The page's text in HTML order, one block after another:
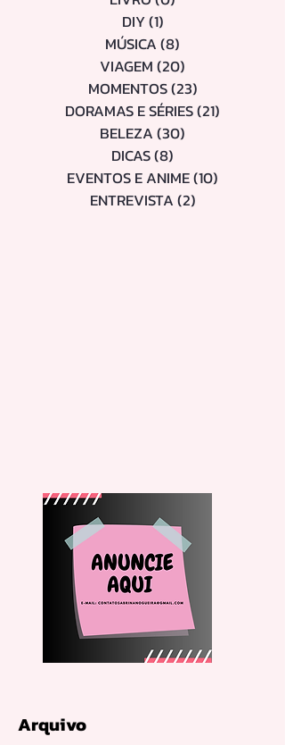
FILME(8)
LIVRO(0)0 post
DIY(1)1 post
MÚSICA(8)8 posts
VIAGEM(20)20 posts
MOMENTOS(23) 23 posts
DORAMAS E SÉRIES
BELEZA(30)30 posts
DICAS(8) 8 posts
EVENTOS E ANIME(10)